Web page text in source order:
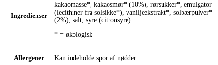
Ingredienser
kakaomasse*, kakaosmør* (10%), rørsukker*, emulgator
(lecithiner fra solsikke*), vaniljeekstrakt*, solbærpulver*
(2%), salt, syre (citronsyre)
* = økologisk
Allergener Kan indeholde spor af nødder